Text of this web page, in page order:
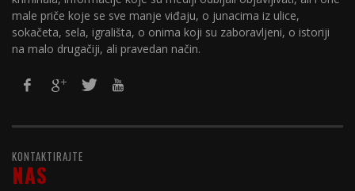
male priče koje se sve manje viđaju, o junacima iz ulice,
sokačeta, sela, igrališta, o onima koji su zaboravljeni, o istoriji
na malo drugačiji, ali pravedan način.
KONTAKTIRAJTE
NAS